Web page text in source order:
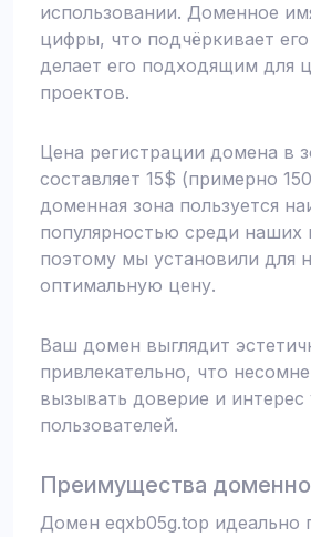
использовании. Доменное
цифры, что подчёркивает
делает его подходящим для
проектов.
Цена регистрации домена в
составляет 15$ (примерно
доменная зона пользуется
популярностью среди наших
поэтому мы установили для
оптимальную цену.
Ваш домен выглядит
привлекательно, что
вызывать доверие и
пользователей.
Преимущества
Домен eqxb05g.top идеально